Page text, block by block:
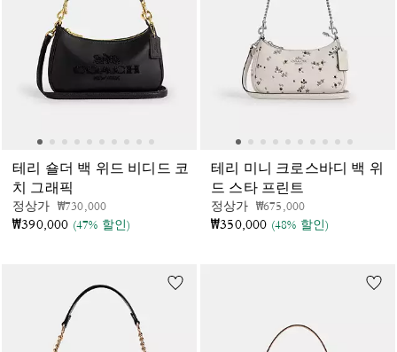
테리 숄더 백 위드 비디드 코
치 그래픽
정상가 가격 인하 전
₩730,000인하됨
₩390,000 (47% 할인)
테리 미니 크로스바디 백 위
드 스타 프린트
정상가 가격 인하 전
₩675,000인하됨
₩350,000 (48% 할인)